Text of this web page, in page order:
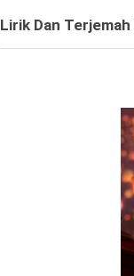
Lirik Dan